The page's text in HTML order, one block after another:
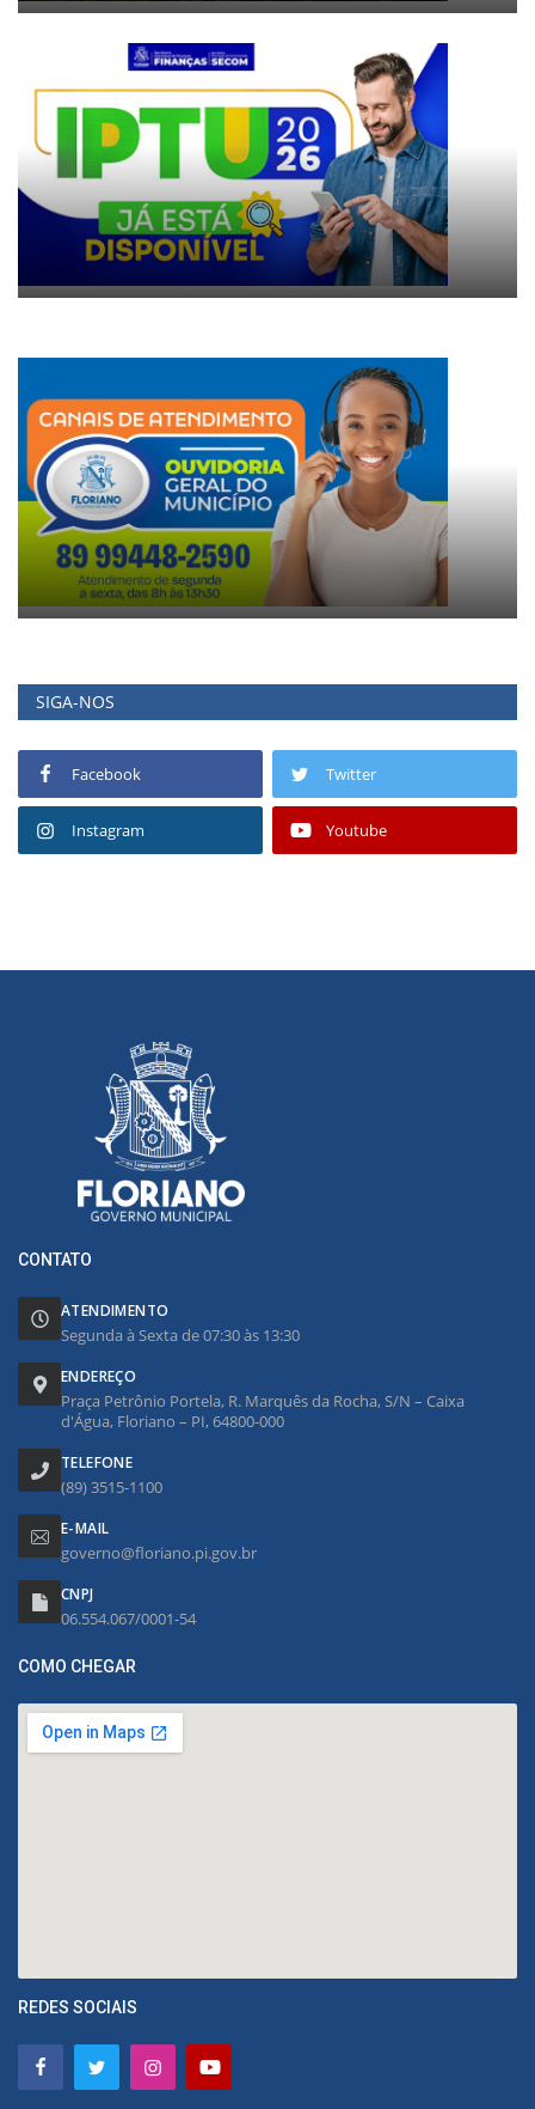
SIGA-NOS
Facebook Twitter
Instagram Youtube
CONTATO
ATENDIMENTO
Segunda à Sexta de 07:30 às 13:30
ENDEREÇO
Praça Petrônio Portela, R. Marquês da Rocha, S/N – Caixa
d'Água, Floriano – PI, 64800-000
TELEFONE
(89) 3515-1100
E-MAIL
governo@floriano.pi.gov.br
CNPJ
06.554.067/0001-54
COMO CHEGAR
REDES SOCIAIS